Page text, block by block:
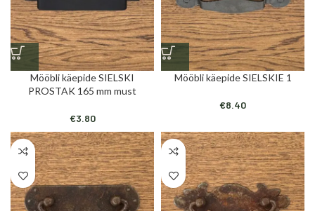
Mööbli käepide SIELSKI
PROSTAK 165 mm must
€3.80
Mööbli käepide SIELSKIE 1
€8.40